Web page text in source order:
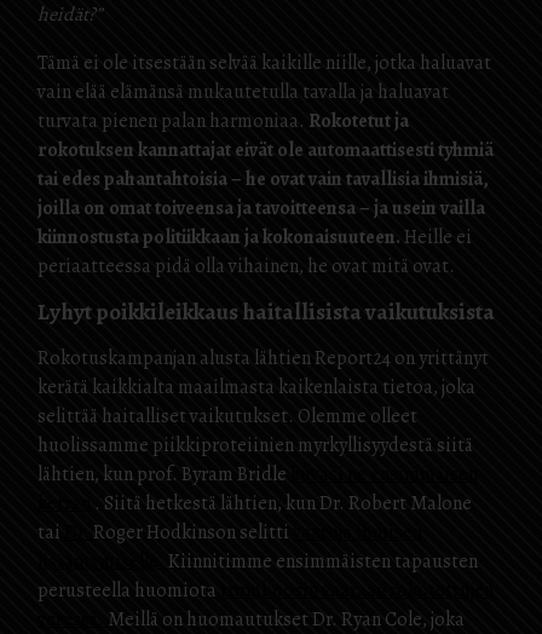
heidät?”
Tämä ei ole itsestään selvää kaikille niille, jotka haluavat
vain elää elämänsä mukautetulla tavalla ja haluavat
turvata pienen palan harmoniaa. Rokotetut ja
rokotuksen kannattajat eivät ole automaattisesti tyhmiä
tai edes pahantahtoisia – he ovat vain tavallisia ihmisiä,
joilla on omat toiveensa ja tavoitteensa – ja usein vailla
kiinnostusta politiikkaan ja kokonaisuuteen. Heille ei
periaatteessa pidä olla vihainen, he ovat mitä ovat.
Lyhyt poikkileikkaus haitallisista vaikutuksista
Rokotuskampanjan alusta lähtien Report24 on yrittänyt
kerätä kaikkialta maailmasta kaikenlaista tietoa, joka
selittää haitalliset vaikutukset. Olemme olleet
huolissamme piikkiproteiinien myrkyllisyydestä siitä
lähtien, kun prof. Byram Bridle
. Siitä hetkestä lähtien, kun Dr. Robert Malone
tai
Roger Hodkinson selitti
Kiinnitimme ensimmäisten tapausten
perusteella huomiota
Meillä on huomautukset Dr. Ryan Cole, joka